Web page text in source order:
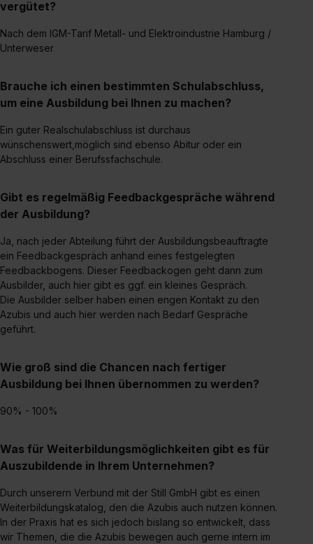
Einzelfall bei dem jeweiligen Inhalt erteilen. Willst du nur
bestimmte Verwendungszwecke zulassen, triff deine
Auswahl über die Checkboxen und klick auf „Auswahl
der Kategorien „Präferenzen“, „Statistiken“ und „Social
Media und Marketing“ umfasst hierbei die Einwilligung
S. 1 lit. a) DS-GVO). Die USA verfügen über kein
angemessenes Datenschutzniveau (EuGH – Schrems
II). Du kannst die von dir erteilte Einwilligung jederzeit mit
Datenschutzerklärung unter dem Punkt „Datenschutz-
Einstellungen“ widerrufen. Weitere Informationen zu den
zeigen“. Weitere Informationen:Datenschutzerklärung
Impressum
vergütet?
Nach dem IGM-Tarif Metall- und Elektroindustrie Hamburg /
Unterweser
Brauche ich einen bestimmten Schulabschluss,
um eine Ausbildung bei Ihnen zu machen?
Ein guter Realschulabschluss ist durchaus
wünschenswert,möglich sind ebenso Abitur oder ein
Abschluss einer Berufssfachschule.
Gibt es regelmäßig Feedbackgespräche während
der Ausbildung?
Ja, nach jeder Abteilung führt der Ausbildungsbeauftragte
ein Feedbackgespräch anhand eines festgelegten
Feedbackbogens. Dieser Feedbackogen geht dann zum
Ausbilder, auch hier gibt es ggf. ein kleines Gespräch.
Die Ausbilder selber haben einen engen Kontakt zu den
Azubis und auch hier werden nach Bedarf Gespräche
geführt.
Wie groß sind die Chancen nach fertiger
Ausbildung bei Ihnen übernommen zu werden?
90% - 100%
Was für Weiterbildungsmöglichkeiten gibt es für
Auszubildende in Ihrem Unternehmen?
Durch unserern Verbund mit der Still GmbH gibt es einen
Weiterbildungskatalog, den die Azubis auch nutzen können.
In der Praxis hat es sich jedoch bislang so entwickelt, dass
wir Themen, die die Azubis bewegen auch gerne intern im